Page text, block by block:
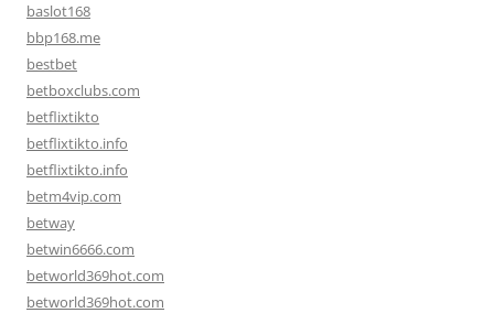
baslot168
bbp168.me
bestbet
betboxclubs.com
betflixtikto
betflixtikto.info
betflixtikto.info
betm4vip.com
betway
betwin6666.com
betworld369hot.com
betworld369hot.com